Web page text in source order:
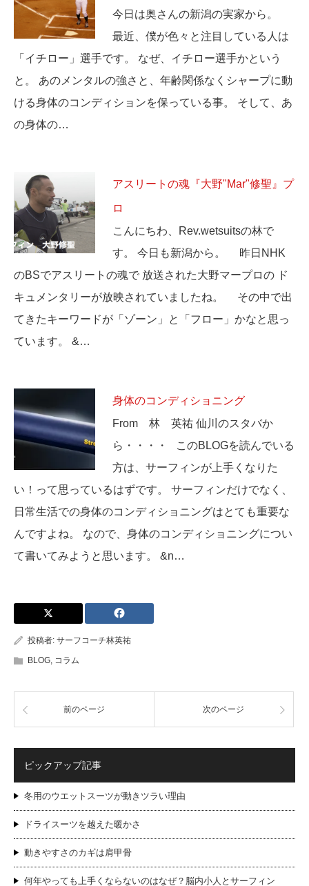
今日は奥さんの新潟の実家から。
最近、僕が色々と注目している人は
「イチロー」選手です。 なぜ、イチロー選手かという
と。 あのメンタルの強さと、年齢関係なくシャープに動
ける身体のコンディションを保っている事。 そして、あ
の身体の…
アスリートの魂『大野"Mar"修聖』プ
ロ
こんにちわ、Rev.wetsuitsの林で
す。 今日も新潟から。 昨日NHK
のBSでアスリートの魂で 放送された大野マープロの ド
キュメンタリーが放映されていましたね。 その中で出
てきたキーワードが「ゾーン」と「フロー」かなと思っ
ています。 &…
身体のコンディショニング
From 林 英祐 仙川のスタバか
ら・・・・ このBLOGを読んでいる
方は、サーフィンが上手くなりた
い！って思っているはずです。 サーフィンだけでなく、
日常生活での身体のコンディショニングはとても重要な
んですよね。 なので、身体のコンディショニングについ
て書いてみようと思います。 &n…
投稿者: サーフコーチ林英祐
BLOG, コラム
前のページ 次のページ
ピックアップ記事
冬用のウエットスーツが動きツラい理由
ドライスーツを越えた暖かさ
動きやすさのカギは肩甲骨
何年やっても上手くならないのはなぜ？脳内小人とサーフィン